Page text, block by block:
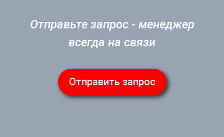
Отправьте запрос - менеджер
всегда на связи
Отправить запрос